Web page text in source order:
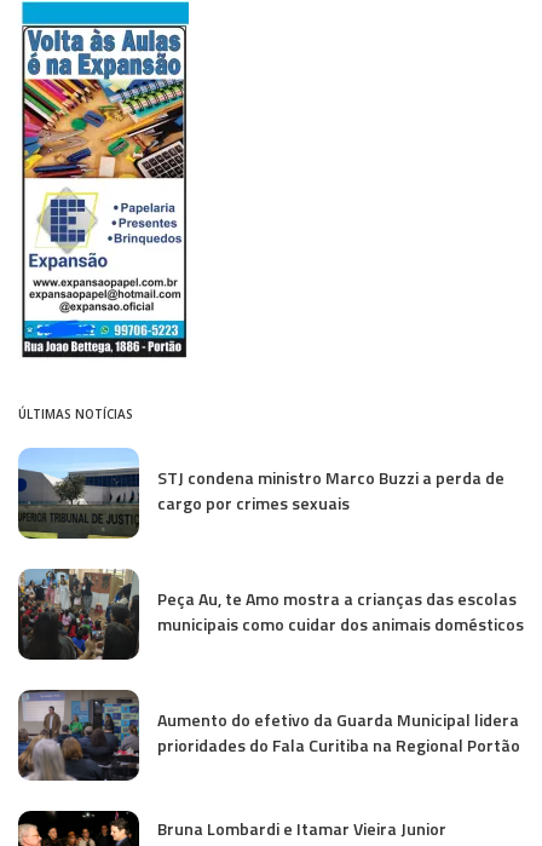
ÚLTIMAS NOTÍCIAS
STJ condena ministro Marco Buzzi a perda de
cargo por crimes sexuais
Peça Au, te Amo mostra a crianças das escolas
municipais como cuidar dos animais domésticos
Aumento do efetivo da Guarda Municipal lidera
prioridades do Fala Curitiba na Regional Portão
Bruna Lombardi e Itamar Vieira Junior